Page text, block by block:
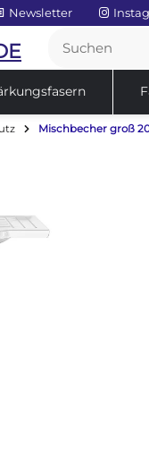
Newsletter
Service
Mischbecher groß